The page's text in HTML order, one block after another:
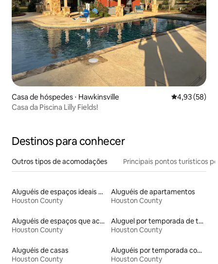
Casa de hóspedes ⋅ Hawkinsville 4,93 de uma
4,93 (58)
Casa da Piscina Lilly Fields!
Destinos para conhecer
Outros tipos de acomodações Principais pontos turísticos
Aluguéis de espaços ideais para famílias
Houston County
Aluguéis de apartamentos
Houston County
Aluguéis de espaços que aceitam animais de estimação
Houston County
Aluguel por temporada de townhouses
Houston County
Aluguéis de casas
Houston County
Aluguéis por temporada com café da manhã
Houston County